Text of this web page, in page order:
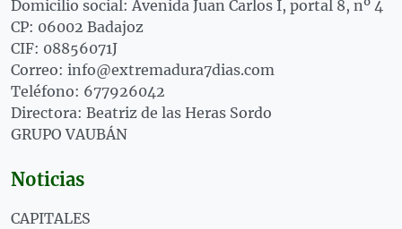
Domicilio social: Avenida Juan Carlos I, portal 8, nº 4
CP: 06002 Badajoz
CIF: 08856071J
Correo: info@extremadura7dias.com
Teléfono: 677926042
Directora: Beatriz de las Heras Sordo
GRUPO VAUBÁN
Noticias
CAPITALES